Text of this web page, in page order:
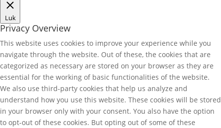
Luk
Privacy Overview
This website uses cookies to improve your experience while you
navigate through the website. Out of these, the cookies that are
categorized as necessary are stored on your browser as they are
essential for the working of basic functionalities of the website.
We also use third-party cookies that help us analyze and
understand how you use this website. These cookies will be stored
in your browser only with your consent. You also have the option
to opt-out of these cookies. But opting out of some of these